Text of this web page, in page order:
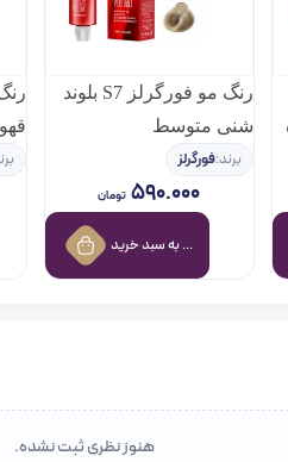
رنگ مو فورگرلز S7 بلوند
شنی متوسط
برند:فورگرلز
۵۹۰.۰۰۰ تومان
افزودن به سبد خرید
هنوز نظری ثبت نشده.